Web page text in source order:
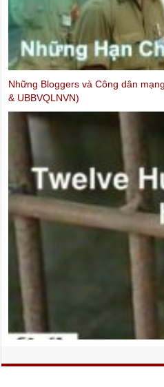
Quê Mẹ & PTTPGQT :Thống Nhất